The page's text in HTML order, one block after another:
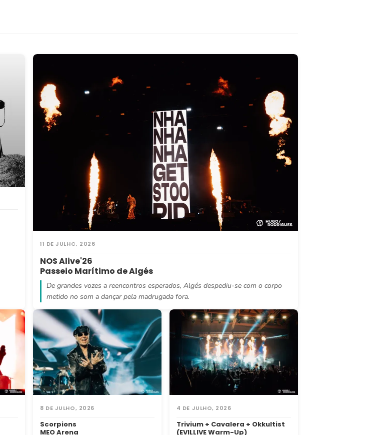
11 DE JULHO, 2026
NOS Alive'26
Passeio Marítimo de Algés
De grandes vozes a reencontros esperados, Algés despediu-se com o corpo
metido no som a dançar pela madrugada fora.
8 DE JULHO, 2026
Scorpions
MEO Arena
4 DE JULHO, 2026
Trivium + Cavalera + Okkultist
(EVILLIVE Warm-Up)